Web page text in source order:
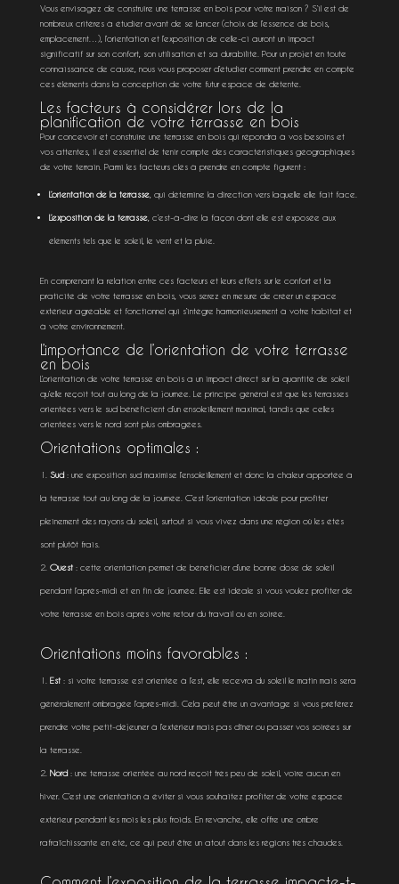
Vous envisagez de construire une terrasse en bois pour votre maison ? S’il est de
nombreux critères à étudier avant de se lancer (choix de l’essence de bois,
emplacement…), l’orientation et l’exposition de celle-ci auront un impact
significatif sur son confort, son utilisation et sa durabilité. Pour un projet en toute
connaissance de cause, nous vous proposer d’étudier comment prendre en compte
ces éléments dans la conception de votre futur espace de détente.
Les facteurs à considérer lors de la
planification de votre terrasse en bois
Pour concevoir et construire une terrasse en bois qui répondra à vos besoins et
vos attentes, il est essentiel de tenir compte des caractéristiques géographiques
de votre terrain. Parmi les facteurs clés à prendre en compte figurent :
L’orientation de la terrasse, qui détermine la direction vers laquelle elle fait face.
L’exposition de la terrasse, c’est-à-dire la façon dont elle est exposée aux
éléments tels que le soleil, le vent et la pluie.
En comprenant la relation entre ces facteurs et leurs effets sur le confort et la
praticité de votre terrasse en bois, vous serez en mesure de créer un espace
extérieur agréable et fonctionnel qui s’intègre harmonieusement à votre habitat et
à votre environnement.
L’importance de l’orientation de votre terrasse
en bois
L’orientation de votre terrasse en boisa un impact direct sur la quantité de soleil
qu’elle reçoit tout au long de la journée. Le principe général est que les terrasses
orientées vers le sud bénéficient d’un ensoleillement maximal, tandis que celles
orientées vers le nord sont plus ombragées.
Orientations optimales :
Sud : une exposition sud maximise l’ensoleillement et donc la chaleur apportée à
la terrasse tout au long de la journée. C’est l’orientation idéale pour profiter
pleinement des rayons du soleil, surtout si vous vivez dans une région où les étés
sont plutôt frais.
Ouest : cette orientation permet de bénéficier d’une bonne dose de soleil
pendant l’après-midi et en fin de journée. Elle est idéale si vous voulez profiter de
votre terrasse en bois après votre retour du travail ou en soirée.
Orientations moins favorables :
Est : si votre terrasse est orientée à l’est, elle recevra du soleil le matin mais sera
généralement ombragée l’après-midi. Cela peut être un avantage si vous préférez
prendre votre petit-déjeuner à l’extérieur mais pas dîner ou passer vos soirées sur
la terrasse.
Nord : une terrasse orientée au nord reçoit très peu de soleil, voire aucun en
hiver. C’est une orientation à éviter si vous souhaitez profiter de votre espace
extérieur pendant les mois les plus froids. En revanche, elle offre une ombre
rafraîchissante en été, ce qui peut être un atout dans les régions très chaudes.